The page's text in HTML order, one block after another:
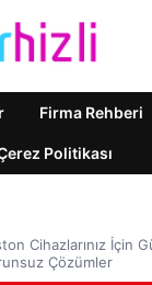
Firma Rehberi
Politikası
Cihazlarınız İçin
Çözümler